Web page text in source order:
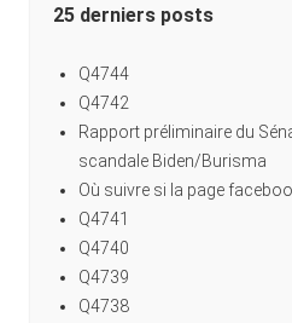
25 derniers posts
Q4744
Q4742
Rapport préliminaire du
scandale Biden/Burisma
Où suivre si la page
Q4741
Q4740
Q4739
Q4738